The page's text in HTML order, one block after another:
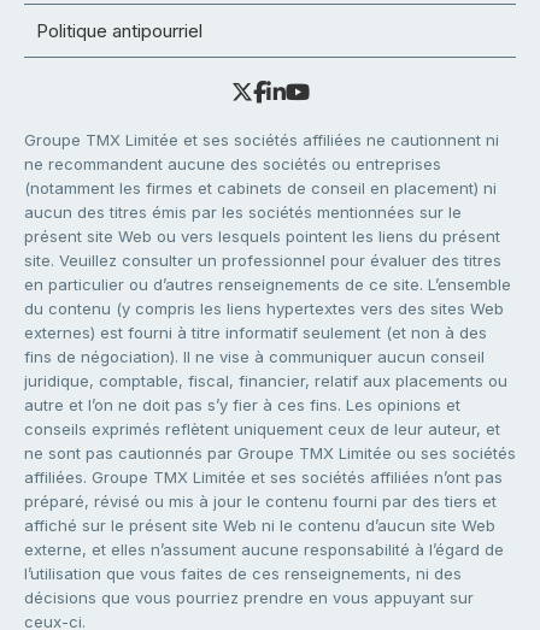
Politique antipourriel
Groupe TMX Limitée et ses sociétés affiliées ne cautionnent ni
ne recommandent aucune des sociétés ou entreprises
(notamment les firmes et cabinets de conseil en placement) ni
aucun des titres émis par les sociétés mentionnées sur le
présent site Web ou vers lesquels pointent les liens du présent
site. Veuillez consulter un professionnel pour évaluer des titres
en particulier ou d’autres renseignements de ce site. L’ensemble
du contenu (y compris les liens hypertextes vers des sites Web
externes) est fourni à titre informatif seulement (et non à des
fins de négociation). Il ne vise à communiquer aucun conseil
juridique, comptable, fiscal, financier, relatif aux placements ou
autre et l’on ne doit pas s’y fier à ces fins. Les opinions et
conseils exprimés reflètent uniquement ceux de leur auteur, et
ne sont pas cautionnés par Groupe TMX Limitée ou ses sociétés
affiliées. Groupe TMX Limitée et ses sociétés affiliées n’ont pas
préparé, révisé ou mis à jour le contenu fourni par des tiers et
affiché sur le présent site Web ni le contenu d’aucun site Web
externe, et elles n’assument aucune responsabilité à l’égard de
l’utilisation que vous faites de ces renseignements, ni des
décisions que vous pourriez prendre en vous appuyant sur
ceux-ci.